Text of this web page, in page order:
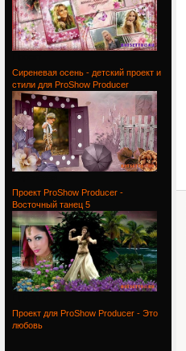
Сиреневая осень - детский проект и
стили для ProShow Producer
Проект ProShow Producer -
Восточный танец 5
Проект для ProShow Producer - Это
любовь